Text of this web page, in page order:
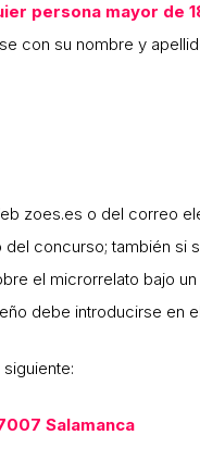
persona mayor de
con su nombre y
zoes.es o del correo
concurso; también si
el microrrelato bajo
debe introducirse en
Salamanca